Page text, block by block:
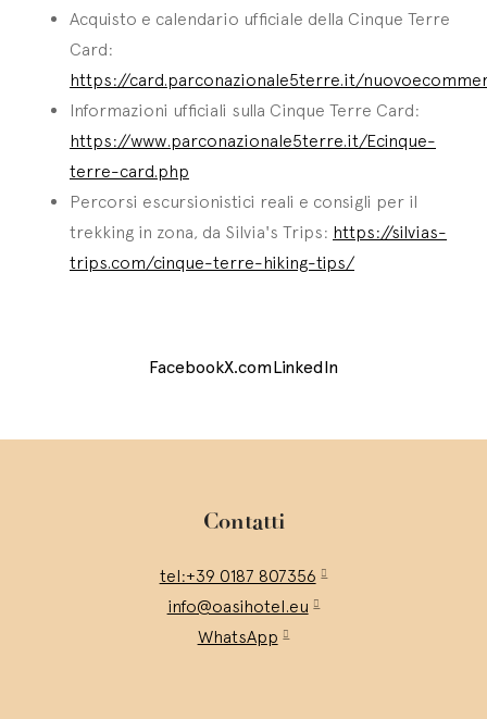
Acquisto e calendario ufficiale della Cinque Terre
Card:
https://card.parconazionale5terre.it/
Informazioni ufficiali sulla Cinque Terre Card:
https://www.parconazionale5terre.it/Ecinque-
terre-card.php
Percorsi escursionistici reali e consigli per il
trekking in zona, da Silvia's Trips: https://silvias-
trips.com/cinque-terre-hiking-tips/
FacebookX.comLinkedIn
Contatti
tel:+39 0187 807356
info@oasihotel.eu
WhatsApp